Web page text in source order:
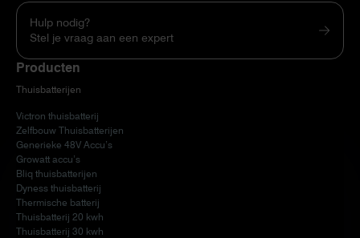
Hulp nodig?
Stel je vraag aan een expert
Producten
Thuisbatterijen
Victron thuisbatterij
Zelfbouw Thuisbatterijen
Generieke 48V Accu’s
Growatt accu’s
Bliq thuisbatterijen
Dyness thuisbatterij
Thermische batterij
Thuisbatterij 20 kwh
Thuisbatterij 30 kwh